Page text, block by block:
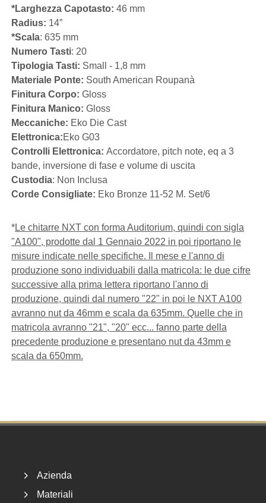
*Larghezza Capotasto: 46 mm
Radius: 14”
*Scala: 635 mm
Numero Tasti: 20
Tipologia Tasti: Small - 1,8 mm
Materiale Ponte: South American Roupanà
Finitura Corpo: Gloss
Finitura Manico: Gloss
Meccaniche: Eko Die Cast
Elettronica:Eko G03
Controlli Elettronica: Accordatore, pitch note, eq a 3
bande, inversione di fase e volume di uscita
Custodia: Non Inclusa
Corde Consigliate: Eko Bronze 11-52 M. Set/6
*Le chitarre NXT con forma Auditorium, quindi con sigla
"A100", prodotte dal 1 Gennaio 2022 in poi riportano le
misure indicate nelle specifiche. Il mese e l'anno di
produzione sono individuabili dalla matricola: le due cifre
successive alla prima lettera riportano l'anno di
produzione, quindi dal numero "22" in poi le NXT A100
avranno nut da 46mm e scala da 635mm. Quelle che in
matricola avranno "21", "20" ecc... fanno parte della
precedente produzione e presentano nut da 43mm e
scala da 650mm.
Azienda
Materiali